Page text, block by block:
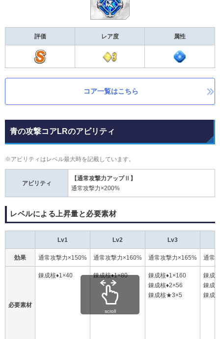
評価 レア度 属性
コア一覧はこちら
青の攻撃コアLRのアビリティ
※アビリティはレベル最大時を記載しています。
アビリティ
【通常攻撃力アップⅡ】
通常攻撃力×200%
レベルによる上昇量と必要素材
Lv1 Lv2 Lv3
効果 通常攻撃力×150% 通常攻撃力×160% 通常攻撃力×165% 通常
必要素材
錬成核♦1×40 錬成核♦1×80
錬成核♦1×160
錬成核♦2×56
錬成核★3×5
錬成
錬成
錬成
scroll